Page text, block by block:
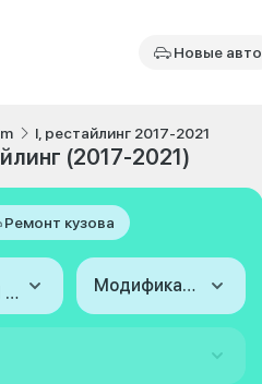
Новые авто
I, рестайлинг 2017-2021
(2017-2021)
Ремонт кузова
2017-2021 (I, рестайлинг) Модификация